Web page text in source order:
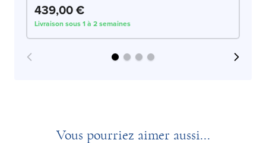
439,00 €
Livraison sous 1 à 2 semaines
Vous pourriez aimer aussi...